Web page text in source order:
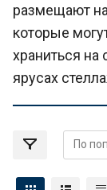
размещают
которые
храниться
ярусах